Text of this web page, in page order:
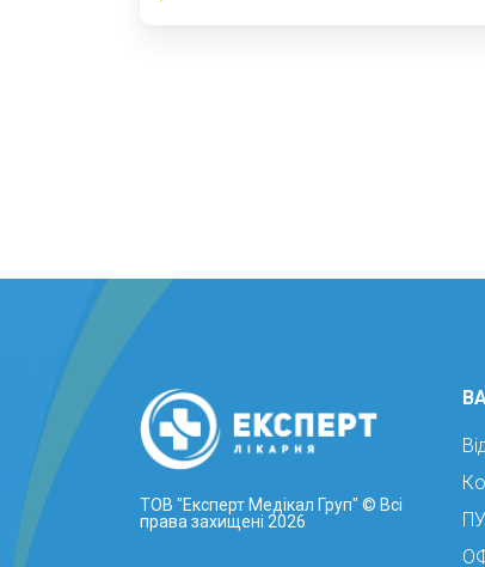
ТОВ "Експерт Медікал Груп" © Всі
права захищені 2026